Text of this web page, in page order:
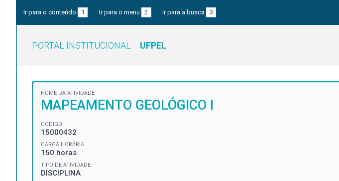
Ir para o conteúdo 1 Ir para o menu 2 Ir para a busca 3
PORTAL INSTITUCIONAL UFPEL
NOME DA ATIVIDADE
MAPEAMENTO GEOLÓGICO I
CÓDIGO
15000432
CARGA HORÁRIA
150 horas
TIPO DE ATIVIDADE
DISCIPLINA